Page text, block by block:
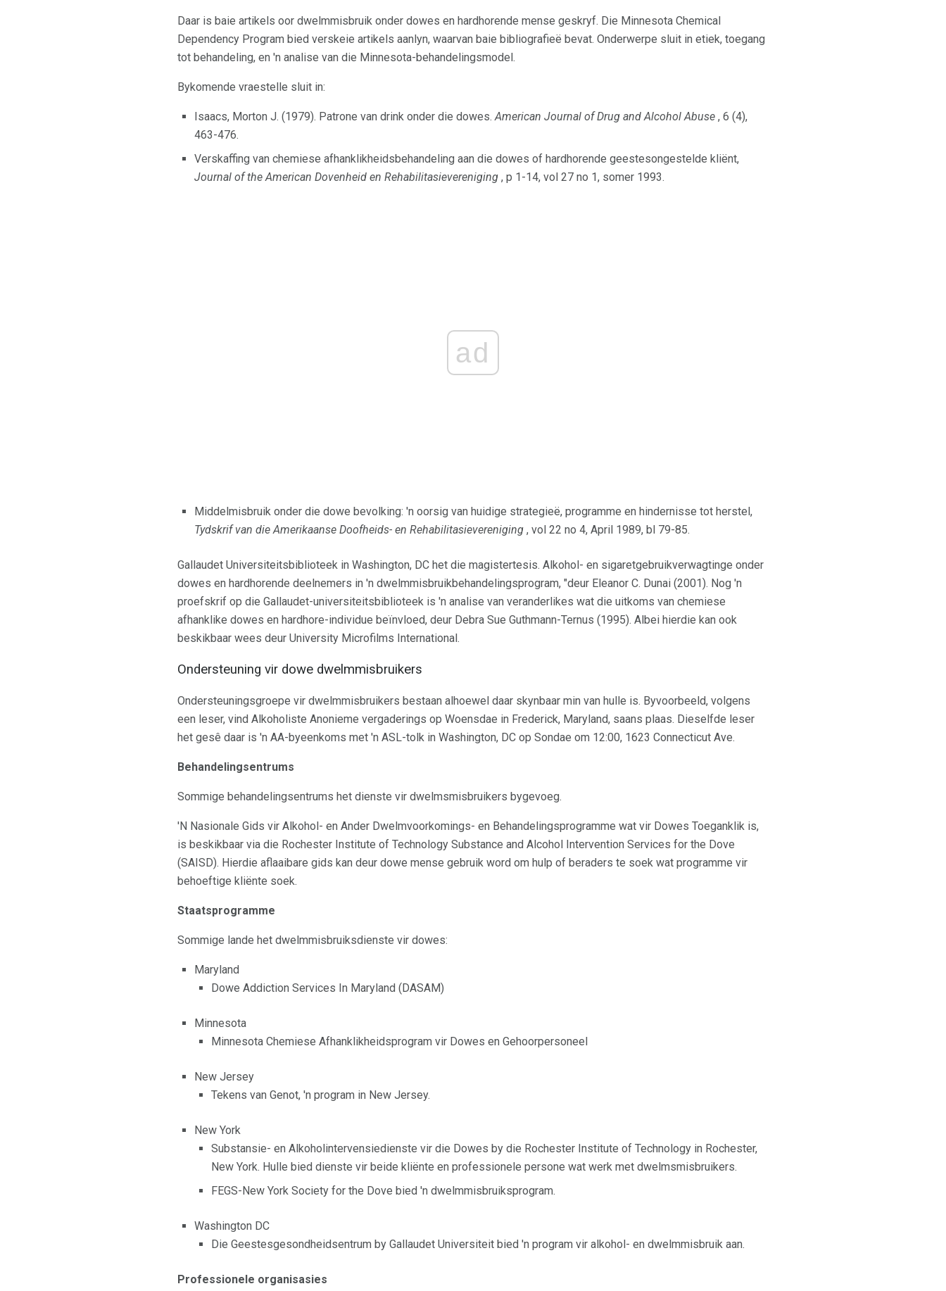
Daar is baie artikels oor dwelmmisbruik onder dowes en hardhorende mense geskryf. Die Minnesota Chemical
Dependency Program bied verskeie artikels aanlyn, waarvan baie bibliografieë bevat. Onderwerpe sluit in etiek, toegang
tot behandeling, en 'n analise van die Minnesota-behandelingsmodel.
Bykomende vraestelle sluit in:
Isaacs, Morton J. (1979). Patrone van drink onder die dowes. American Journal of Drug and Alcohol Abuse , 6 (4),
463-476.
Verskaffing van chemiese afhanklikheidsbehandeling aan die dowes of hardhorende geestesongestelde kliënt,
Journal of the American Dovenheid en Rehabilitasievereniging , p 1-14, vol 27 no 1, somer 1993.
ad
Middelmisbruik onder die dowe bevolking: 'n oorsig van huidige strategieë, programme en hindernisse tot herstel,
Tydskrif van die Amerikaanse Doofheids- en Rehabilitasievereniging , vol 22 no 4, April 1989, bl 79-85.
Gallaudet Universiteitsbiblioteek in Washington, DC het die magistertesis. Alkohol- en sigaretgebruikverwagtinge onder
dowes en hardhorende deelnemers in 'n dwelmmisbruikbehandelingsprogram, "deur Eleanor C. Dunai (2001). Nog 'n
proefskrif op die Gallaudet-universiteitsbiblioteek is 'n analise van veranderlikes wat die uitkoms van chemiese
afhanklike dowes en hardhore-individue beïnvloed, deur Debra Sue Guthmann-Ternus (1995). Albei hierdie kan ook
beskikbaar wees deur University Microfilms International.
Ondersteuning vir dowe dwelmmisbruikers
Ondersteuningsgroepe vir dwelmmisbruikers bestaan ​​alhoewel daar skynbaar min van hulle is. Byvoorbeeld, volgens
een leser, vind Alkoholiste Anonieme vergaderings op Woensdae in Frederick, Maryland, saans plaas. Dieselfde leser
het gesê daar is 'n AA-byeenkoms met 'n ASL-tolk in Washington, DC op Sondae om 12:00, 1623 Connecticut Ave.
Behandelingsentrums
Sommige behandelingsentrums het dienste vir dwelmsmisbruikers bygevoeg.
'N Nasionale Gids vir Alkohol- en Ander Dwelmvoorkomings- en Behandelingsprogramme wat vir Dowes Toeganklik is,
is beskikbaar via die Rochester Institute of Technology Substance and Alcohol Intervention Services for the Dove
(SAISD). Hierdie aflaaibare gids kan deur dowe mense gebruik word om hulp of beraders te soek wat programme vir
behoeftige kliënte soek.
Staatsprogramme
Sommige lande het dwelmmisbruiksdienste vir dowes:
Maryland
Dowe Addiction Services In Maryland (DASAM)
Minnesota
Minnesota Chemiese Afhanklikheidsprogram vir Dowes en Gehoorpersoneel
New Jersey
Tekens van Genot, 'n program in New Jersey.
New York
Substansie- en Alkoholintervensiedienste vir die Dowes by die Rochester Institute of Technology in Rochester,
New York. Hulle bied dienste vir beide kliënte en professionele persone wat werk met dwelmsmisbruikers.
FEGS-New York Society for the Dove bied 'n dwelmmisbruiksprogram.
Washington DC
Die Geestesgesondheidsentrum by Gallaudet Universiteit bied 'n program vir alkohol- en dwelmmisbruik aan.
Professionele organisasies